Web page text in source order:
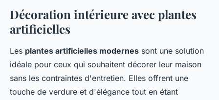
Décoration intérieure avec plantes
artificielles
Les plantes artificielles modernes sont une solution
idéale pour ceux qui souhaitent décorer leur maison
sans les contraintes d'entretien. Elles offrent une
touche de verdure et d'élégance tout en étant